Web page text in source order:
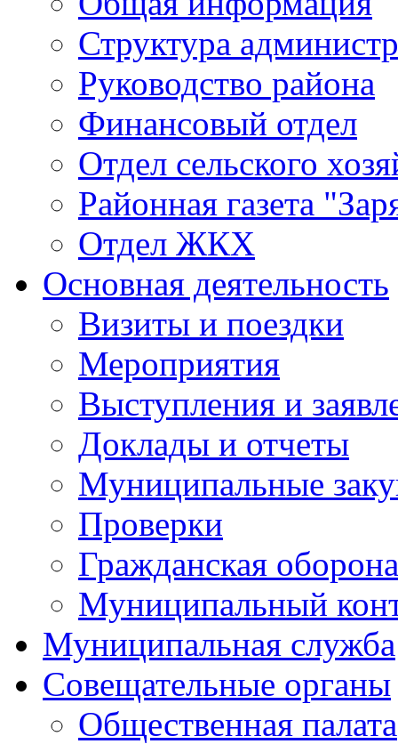
Структура
Руководство района
Финансовый отдел
Отдел сельского
Районная газета
Отдел ЖКХ
Основная деятельность
Визиты и поездки
Мероприятия
Выступления и
Доклады и отчеты
Муниципальные
Проверки
Гражданская
Муниципальный
Муниципальная служба
Совещательные органы
Общественная палата